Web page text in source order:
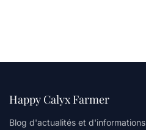
Happy Calyx Farmer
Blog d'actualités et d'informations